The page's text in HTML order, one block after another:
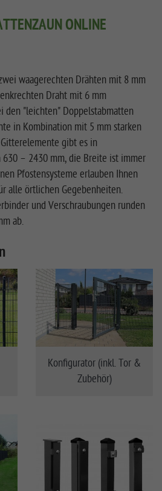
ONLINE
waagerechten Drähten mit 8 mm
Draht mit 6 mm
den "leichten" Doppelstabmatten
in Kombination mit 5 mm starken
gibt es in
630 – 2430 mm, die Breite ist immer
Pfostensysteme erlauben Ihnen
alle örtlichen Gegebenheiten.
und Verschraubungen runden
ab.
Konfigurator (inkl. Tor &
Zubehör)